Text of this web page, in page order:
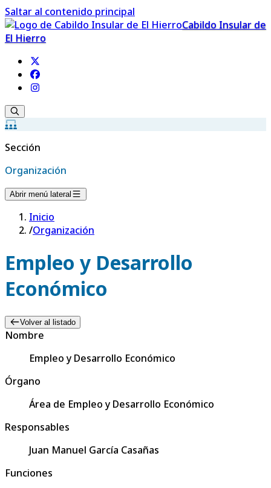
Saltar al contenido principal
Cabildo Insular de
El Hierro
Sección
Organización
Abrir menú lateral
Inicio
/Organización
Empleo y Desarrollo
Económico
Volver al listado
Nombre
Empleo y Desarrollo Económico
Órgano
Área de Empleo y Desarrollo Económico
Responsables
Juan Manuel García Casañas
Funciones